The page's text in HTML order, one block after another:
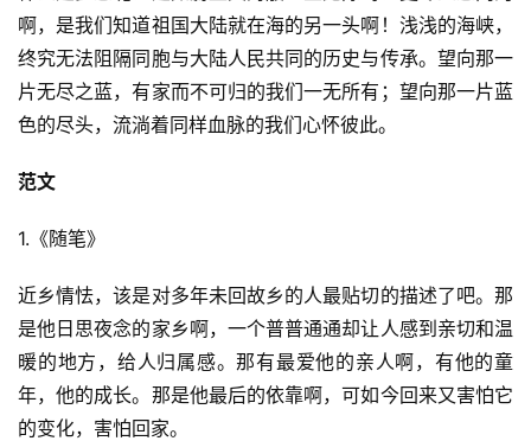
啊，是我们知道祖国大陆就在海的另一头啊！浅浅的海峡，
终究无法阻隔同胞与大陆人民共同的历史与传承。望向那一
片无尽之蓝，有家而不可归的我们一无所有；望向那一片蓝
色的尽头，流淌着同样血脉的我们心怀彼此。
范文
1.《随笔》
近乡情怯，该是对多年未回故乡的人最贴切的描述了吧。那
是他日思夜念的家乡啊，一个普普通通却让人感到亲切和温
暖的地方，给人归属感。那有最爱他的亲人啊，有他的童
年，他的成长。那是他最后的依靠啊，可如今回来又害怕它
的变化，害怕回家。